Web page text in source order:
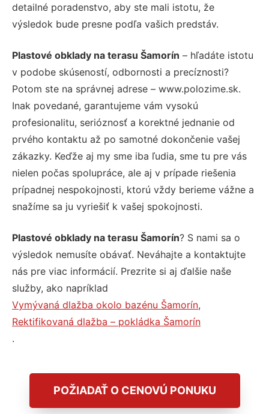
detailné poradenstvo, aby ste mali istotu, že
výsledok bude presne podľa vašich predstáv.
Plastové obklady na terasu Šamorín – hľadáte istotu
v podobe skúseností, odbornosti a precíznosti?
Potom ste na správnej adrese – www.polozime.sk.
Inak povedané, garantujeme vám vysokú
profesionalitu, serióznosť a korektné jednanie od
prvého kontaktu až po samotné dokončenie vašej
zákazky. Keďže aj my sme iba ľudia, sme tu pre vás
nielen počas spolupráce, ale aj v prípade riešenia
prípadnej nespokojnosti, ktorú vždy berieme vážne a
snažíme sa ju vyriešiť k vašej spokojnosti.
Plastové obklady na terasu Šamorín? S nami sa o
výsledok nemusíte obávať. Neváhajte a kontaktujte
nás pre viac informácií. Prezrite si aj ďalšie naše
služby, ako napríklad
Vymývaná dlažba okolo bazénu Šamorín,
Rektifikovaná dlažba – pokládka Šamorín
.
POŽIADAŤ O CENOVÚ PONUKU